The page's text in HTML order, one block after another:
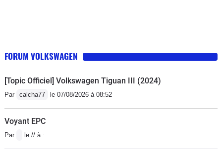
FORUM VOLKSWAGEN
[Topic Officiel] Volkswagen Tiguan III (2024)
Par calcha77 le 07/08/2026 à 08:52
Voyant EPC
Par le // à :